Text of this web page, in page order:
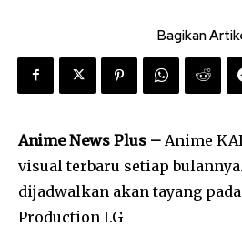
Bagikan
Anime News Plus – Anime
visual terbaru setiap bulannya.
dijadwalkan akan tayang
Production I.G